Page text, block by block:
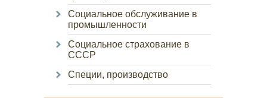
Социальное обслуживание в
промышленности
Социальное страхование в
СССР
Специи, производство